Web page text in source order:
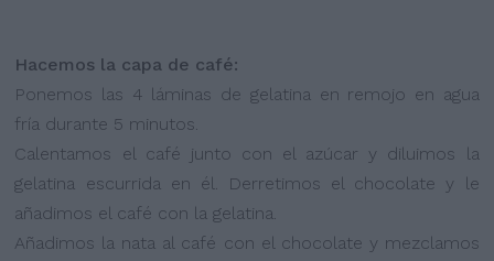
Hacemos la capa de café:
Ponemos las 4 láminas de gelatina en remojo en agua
fría durante 5 minutos.
Calentamos el café junto con el azúcar y diluimos la
gelatina escurrida en él. Derretimos el chocolate y le
añadimos el café con la gelatina.
Añadimos la nata al café con el chocolate y mezclamos